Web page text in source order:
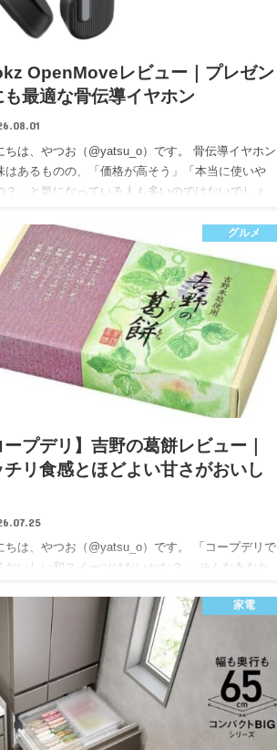
OpenMoveレビュー｜プレゼン
も最適な骨伝導イヤホン
ちは、やつお（@yatsu_o）です。 骨伝導イヤホン
はあるものの、「価格が高そう」「本当に使いや
？」と気になっている人も多いのではないでしょ
…
グルメ
ープデリ】吉野の葛餅レビュー｜
チリ食感とほどよい甘さがおいし
ちは、やつお（@yatsu_o）です。 「コープデリで
おいしい和スイーツはないかな？」 そんなあなた
です。 葛餅はユルすぎたり、逆にカタすぎたりす
…
家電